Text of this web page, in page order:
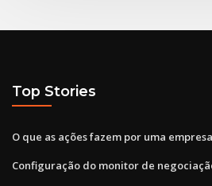
Top Stories
O que as ações fazem por uma empresa
Configuração do monitor de